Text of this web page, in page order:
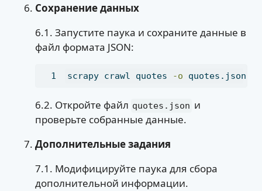
Сохранение данных
6.1. Запустите паука и сохраните данные в
файл формата JSON:
scrapy crawl quotes -o quotes.json
6.2. Откройте файл quotes.json и
проверьте собранные данные.
Дополнительные задания
7.1. Модифицируйте паука для сбора
дополнительной информации.